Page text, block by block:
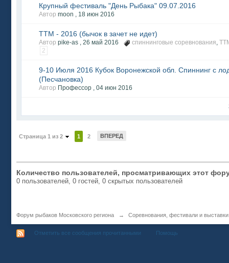
Крупный фестиваль "День Рыбака" 09.07.2016
Автор moon , 18 июн 2016
ТТМ - 2016 (бычок в зачет не идет)
Автор pike-as , 26 май 2016 спиннинговые соревнования,
2
9-10 Июля 2016 Кубок Воронежской обл. Спиннинг с
(Песчановка)
Автор Профессор , 04 июн 2016
Страница 1 из 2 1 2 ВПЕРЕД
Количество пользователей, просматривающих этот
0 пользователей, 0 гостей, 0 скрытых пользователей
Форум рыбаков Московского региона → Соревнования, фестивали и выставки
Отметить все сообщения прочитанными Помощь